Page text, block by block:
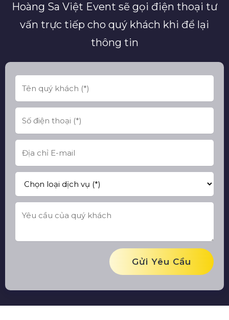
Hoàng Sa Việt Event sẽ gọi điện thoại tư
vấn trực tiếp cho quý khách khi để lại
thông tin
Gửi Yêu Cầu